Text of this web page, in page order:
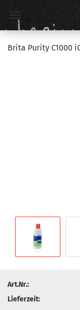
Brita Purity C1000
Art.Nr.:
Lieferzeit: